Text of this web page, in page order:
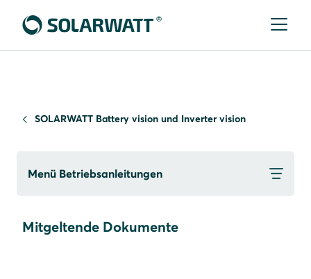
SOLARWATT Battery vision und Inverter vision
Menü Betriebsanleitungen
Mitgeltende Dokumente